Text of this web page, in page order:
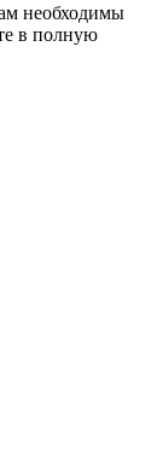
необходимы
в полную